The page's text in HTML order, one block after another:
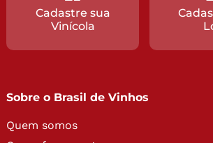
Cadastre sua
Vinícola
Sobre o Brasil de Vinhos
Quem somos